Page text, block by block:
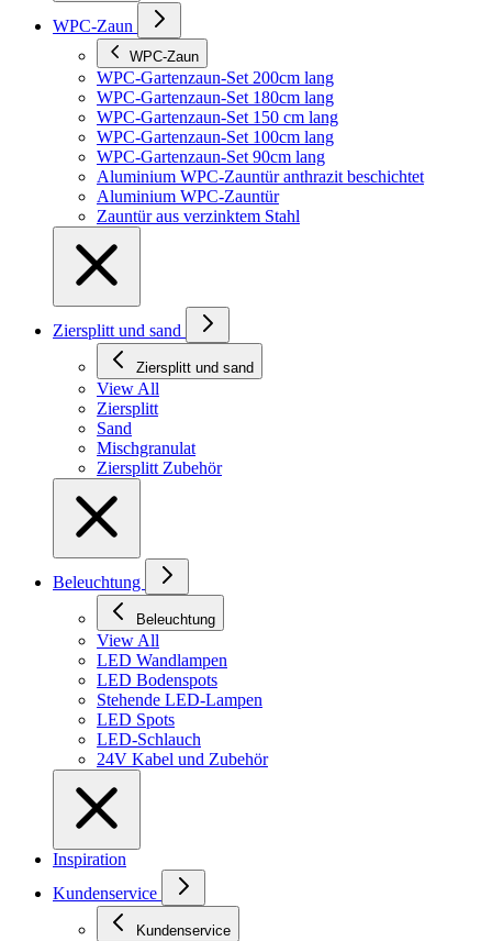
WPC-Zaun
WPC-Zaun
WPC-Gartenzaun-Set 200cm lang
WPC-Gartenzaun-Set 180cm lang
WPC-Gartenzaun-Set 150 cm lang
WPC-Gartenzaun-Set 100cm lang
WPC-Gartenzaun-Set 90cm lang
Aluminium WPC-Zauntür anthrazit beschichtet
Aluminium WPC-Zauntür
Zauntür aus verzinktem Stahl
Ziersplitt und sand
Ziersplitt und sand
View All
Ziersplitt
Sand
Mischgranulat
Ziersplitt Zubehör
Beleuchtung
Beleuchtung
View All
LED Wandlampen
LED Bodenspots
Stehende LED-Lampen
LED Spots
LED-Schlauch
24V Kabel und Zubehör
Inspiration
Kundenservice
Kundenservice